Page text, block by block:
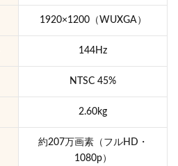
1920×1200（WUXGA）
144Hz
NTSC 45%
2.60kg
約207万画素（フルHD・
1080p）